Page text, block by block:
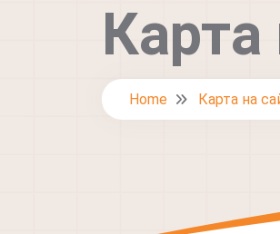
Карта
Home Карта на